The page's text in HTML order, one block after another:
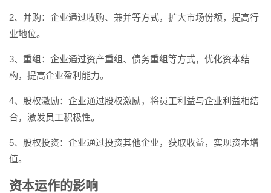
2、并购：企业通过收购、兼并等方式，扩大市场份额，提高行
业地位。
3、重组：企业通过资产重组、债务重组等方式，优化资本结
构，提高企业盈利能力。
4、股权激励：企业通过股权激励，将员工利益与企业利益相结
合，激发员工积极性。
5、股权投资：企业通过投资其他企业，获取收益，实现资本增
值。
资本运作的影响